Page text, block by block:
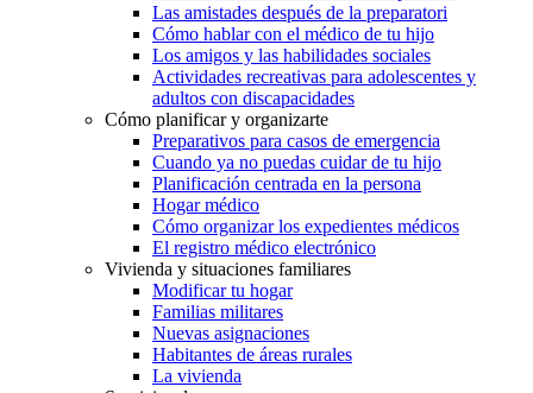
Las amistades después de la preparatori
Cómo hablar con el médico de tu hijo
Los amigos y las habilidades sociales
Actividades recreativas para adolescentes y
adultos con discapacidades
Cómo planificar y organizarte
Preparativos para casos de emergencia
Cuando ya no puedas cuidar de tu hijo
Planificación centrada en la persona
Hogar médico
Cómo organizar los expedientes médicos
El registro médico electrónico
Vivienda y situaciones familiares
Modificar tu hogar
Familias militares
Nuevas asignaciones
Habitantes de áreas rurales
La vivienda